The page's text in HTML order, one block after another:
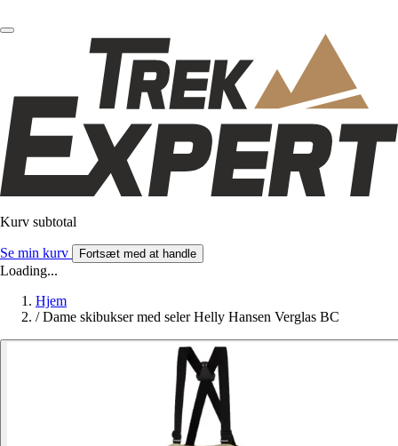
Kurv subtotal
Se min kurv Fortsæt med at handle
Loading...
Hjem
/ Dame skibukser med seler Helly Hansen Verglas BC